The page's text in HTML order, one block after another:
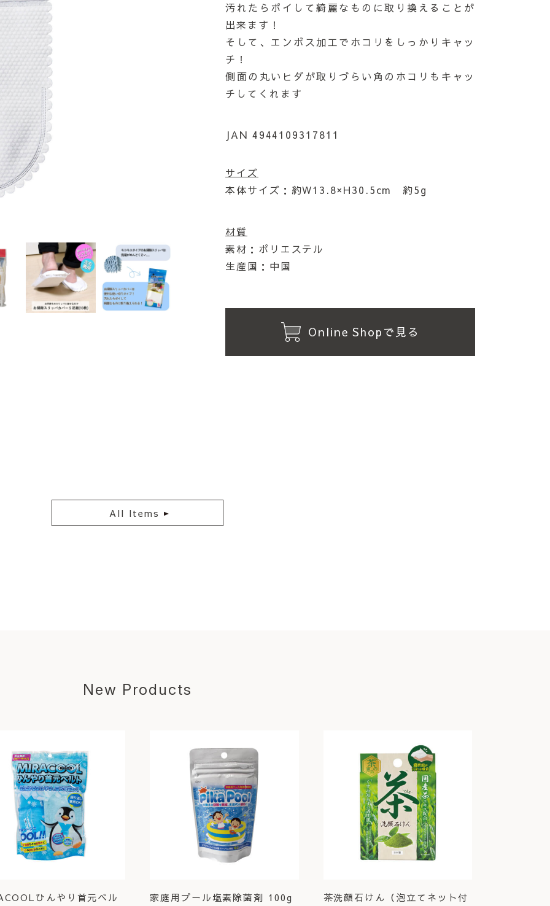
汚れたらポイして綺麗なものに取り換えることが
出来ます！
そして、エンボス加工でホコリをしっかりキャッ
チ！
側面の丸いヒダが取りづらい角のホコリもキャッ
チしてくれます
JAN 4944109317811
サイズ
本体サイズ：約W13.8×H30.5cm 約5g
材質
素材：ポリエステル
生産国：中国
Online Shopで見る
All Items
New Products
ひんやり首元ベル 家庭用プール塩素除菌剤 100g
茶洗顔石けん（泡立てネット付